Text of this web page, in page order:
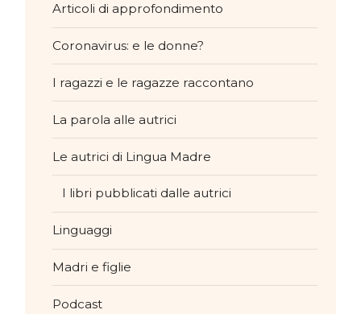
Articoli di approfondimento
Coronavirus: e le donne?
I ragazzi e le ragazze raccontano
La parola alle autrici
Le autrici di Lingua Madre
I libri pubblicati dalle autrici
Linguaggi
Madri e figlie
Podcast